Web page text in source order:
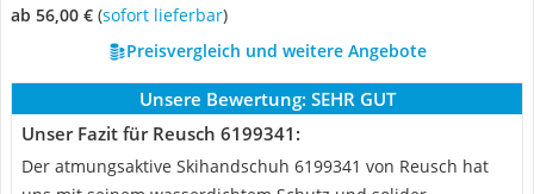
ab 56,00 € ( Sofort lieferbar)
Preisvergleich und weitere Angebote
Unsere Bewertung: SEHR GUT
Unser Fazit für Reusch 6199341:
Der atmungsaktive Skihandschuh 6199341 von Reusch hat